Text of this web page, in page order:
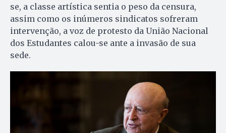
se, a classe artística sentia o peso da censura,
assim como os inúmeros sindicatos sofreram
intervenção, a voz de protesto da União Nacional
dos Estudantes calou-se ante a invasão de sua
sede.